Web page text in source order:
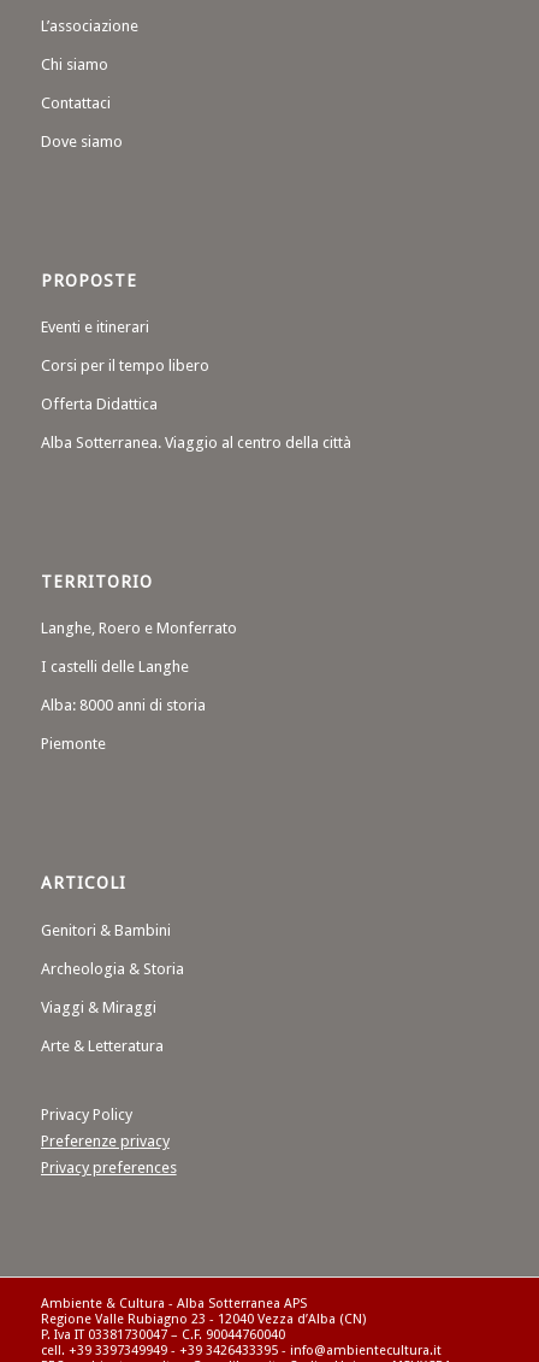
L’associazione
Chi siamo
Contattaci
Dove siamo
PROPOSTE
Eventi e itinerari
Corsi per il tempo libero
Offerta Didattica
Alba Sotterranea. Viaggio al centro della città
TERRITORIO
Langhe, Roero e Monferrato
I castelli delle Langhe
Alba: 8000 anni di storia
Piemonte
ARTICOLI
Genitori & Bambini
Archeologia & Storia
Viaggi & Miraggi
Arte & Letteratura
Privacy Policy
Preferenze privacy
Privacy preferences
Ambiente & Cultura - Alba Sotterranea APS
Regione Valle Rubiagno 23 - 12040 Vezza d’Alba (CN)
P. Iva IT 03381730047 – C.F. 90044760040
cell. +39 3397349949 - +39 3426433395 - info@ambientecultura.it